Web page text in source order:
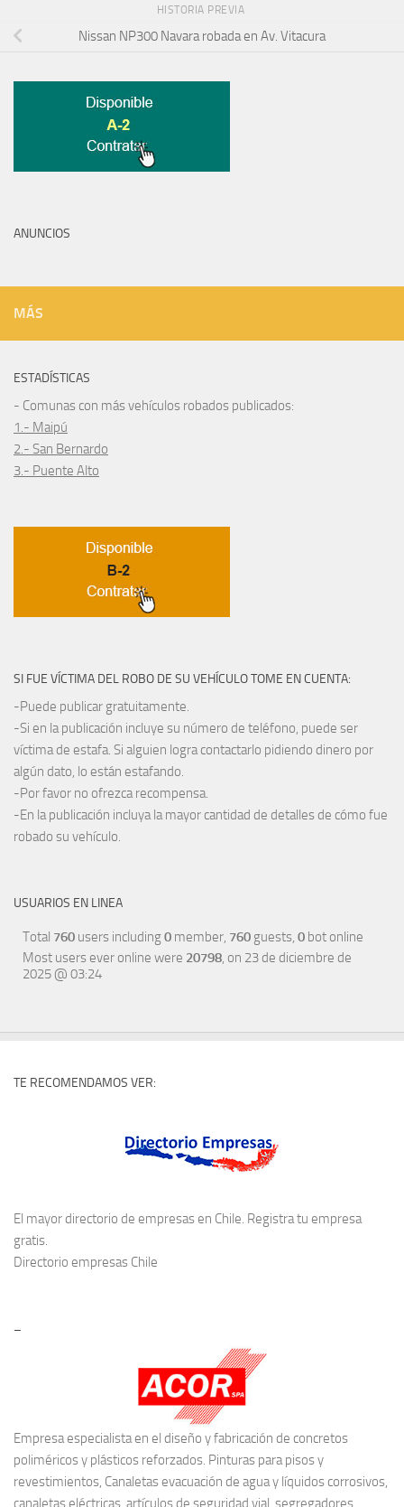
HISTORIA PREVIA
Nissan NP300 Navara robada en Av. Vitacura
ANUNCIOS
MÁS
ESTADÍSTICAS
- Comunas con más vehículos robados publicados:
1.- Maipú
2.- San Bernardo
3.- Puente Alto
SI FUE VÍCTIMA DEL ROBO DE SU VEHÍCULO TOME EN CUENTA:
-Puede publicar gratuitamente.
-Si en la publicación incluye su número de teléfono, puede ser
víctima de estafa. Si alguien logra contactarlo pidiendo dinero por
algún dato, lo están estafando.
-Por favor no ofrezca recompensa.
-En la publicación incluya la mayor cantidad de detalles de cómo fue
robado su vehículo.
USUARIOS EN LINEA
Total 760 users including0 member, 760 guests, 0 bot online
Most users ever online were 20798 , on 23 de diciembre de
2025 @ 03:24
TE RECOMENDAMOS VER:
El mayor directorio de empresas en Chile. Registra tu empresa
gratis.
Directorio empresas Chile
–
Empresa especialista en el diseño y fabricación de concretos
poliméricos y plásticos reforzados. Pinturas para pisos y
revestimientos, Canaletas evacuación de agua y líquidos corrosivos,
canaletas eléctricas, artículos de seguridad vial, segregadores,